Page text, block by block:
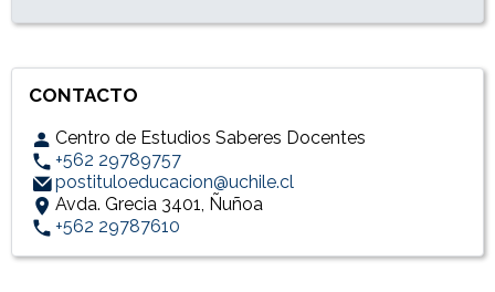
CONTACTO
Centro de Estudios Saberes Docentes
+562 29789757
postituloeducacion@uchile.cl
Avda. Grecia 3401, Ñuñoa
+562 29787610